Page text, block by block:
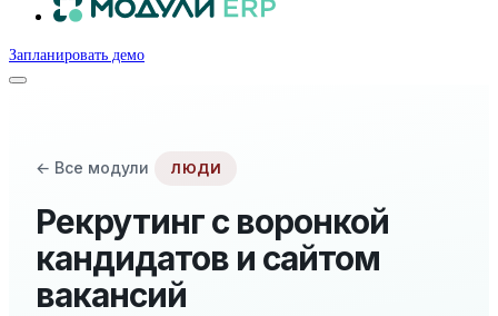
Запланировать демо
← Все модули ЛЮДИ
Рекрутинг с воронкой
кандидатов и сайтом
вакансий